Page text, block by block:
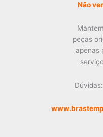
Não
peças
apenas
Dúvidas: